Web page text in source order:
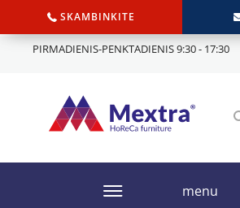
SKAMBINKITE
PIRMADIENIS-PENKTADIENIS 9:30 - 17:30
menu